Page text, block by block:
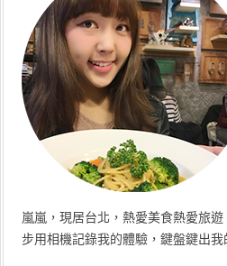
嵐嵐，現居台北，熱愛美食熱愛旅
步用相機記錄我的體驗，鍵盤鍵出我